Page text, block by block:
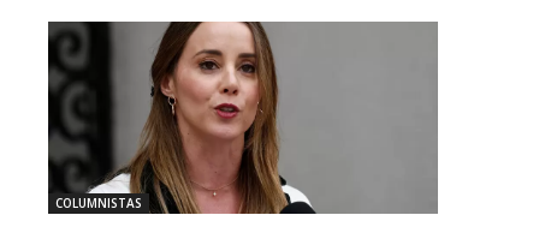
COLUMNISTAS